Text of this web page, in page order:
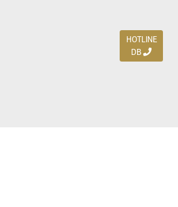
HOTLINE
DB